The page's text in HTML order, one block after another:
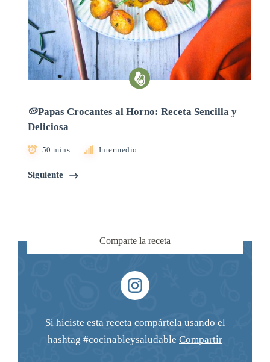
Comparte la receta
Si hiciste esta receta compártela usando el
hashtag #cocinableysaludable Compartir
🥔Papas Crocantes al Horno: Receta Sencilla y
Deliciosa
50 mins Intermedio
Siguiente